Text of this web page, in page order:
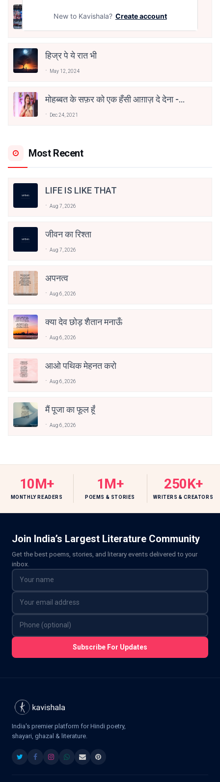
तू भी है राणा का वंशज फेंक जहां तक भाला जाए:
वाहिद अली वाहिद
हिज्र पे ये रात भी
May 12, 2024
मोहब्बत के सफ़र को एक हँसी आग़ाज़ दे देना -
Dec 24, 2021
Most Recent
LIFE IS LIKE THAT
Aug 7, 2026
जीवन का रिश्ता
Aug 7, 2026
अपनत्व
Aug 6, 2026
क्या देव छोड़ शैतान मनाऊँ
Aug 6, 2026
आओ पथिक मेहनत करो
Aug 6, 2026
मैं पूजा का फूल हूँ
Aug 6, 2026
10M+
MONTHLY READERS
1M+
POEMS & STORIES
250K+
WRITERS & CREATORS
Join India’s Largest Literature Community
Get the best poems, stories, and literary events delivered to your
inbox.
Subscribe For Updates
India's premier platform for Hindi poetry,
shayari, ghazal & literature.
New to Kavishala? Create account